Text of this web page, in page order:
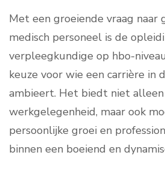
Met een groeiende vraag naar
medisch personeel is de
verpleegkundige op hbo-
keuze voor wie een carrière in
ambieert. Het biedt niet
werkgelegenheid, maar ook
persoonlijke groei en
binnen een boeiend en